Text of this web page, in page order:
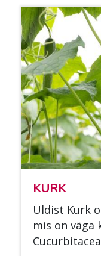
KURK
Üldist Kurk
mis on väga